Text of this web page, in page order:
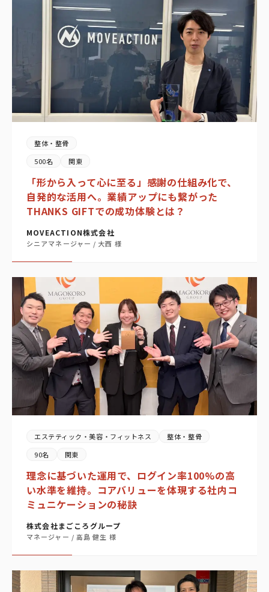
整体・整骨
500名
関東
「形から入って心に至る」感謝の仕組み化で、
自発的な活用へ。業績アップにも繋がった
THANKS GIFTでの成功体験とは？
MOVEACTION株式会社
シニアマネージャー / 大西 様
エステティック・美容・フィットネス
整体・整骨
90名
関東
理念に基づいた運用で、ログイン率100%の高
い水準を維持。コアバリューを体現する社内コ
ミュニケーションの秘訣
株式会社まごころグループ
マネージャー / 高島 健生 様